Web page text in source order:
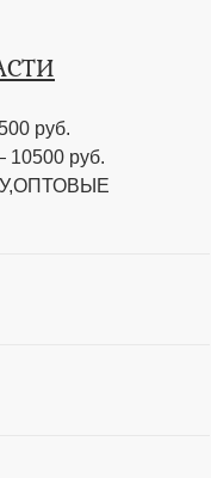
руб.
руб.